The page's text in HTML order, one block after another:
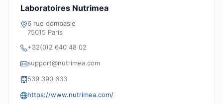
Laboratoires Nutrimea
6 rue dombasle
75015 Paris
+32(0)2 640 48 02
support@nutrimea.com
539 390 633
https://www.nutrimea.com/